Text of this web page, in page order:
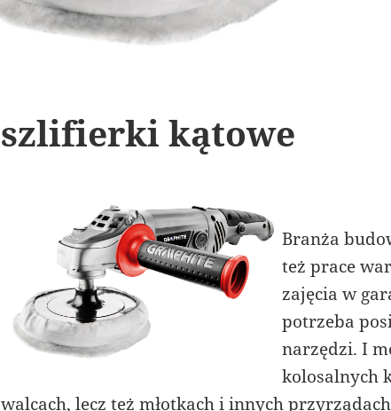
szlifierki kątowe
Branża
też prace
zajęcia w
potrzeba
narzędzi. I
kolosalnych
walcach, lecz też młotkach i innych